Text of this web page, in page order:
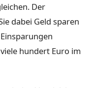
Der
dabei Geld sparen
hundert Euro im